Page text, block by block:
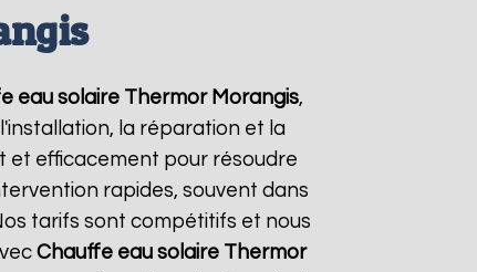
eau solaire Thermor Morangis,
la réparation et la
et efficacement pour résoudre
rapides, souvent dans
tarifs sont compétitifs et nous
Chauffe eau solaire Thermor